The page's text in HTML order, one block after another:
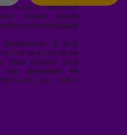
j’accepte
saisies soient
de ma demande
à tout
le lien en bas de
Pour obtenir plus
nos pratiques de
vous sur notre